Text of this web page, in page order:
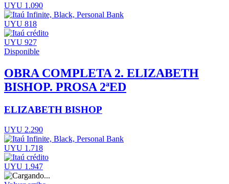
UYU 1.090
UYU 818
UYU 927
Disponible
OBRA COMPLETA 2. ELIZABETH
BISHOP. PROSA 2ªED
ELIZABETH BISHOP
UYU 2.290
UYU 1.718
UYU 1.947